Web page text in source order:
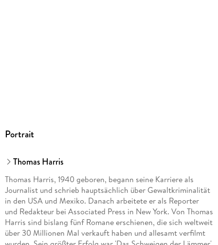
Portrait
Thomas Harris
Thomas Harris, 1940 geboren, begann seine Karriere als
Journalist und schrieb hauptsächlich über Gewaltkriminalität
in den USA und Mexiko. Danach arbeitete er als Reporter
und Redakteur bei Associated Press in New York. Von Thomas
Harris sind bislang fünf Romane erschienen, die sich weltweit
über 30 Millionen Mal verkauft haben und allesamt verfilmt